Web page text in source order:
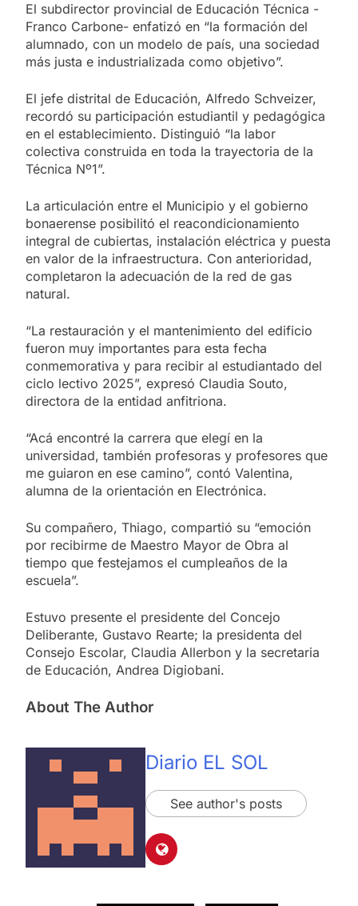
El subdirector provincial de Educación Técnica -
Franco Carbone- enfatizó en “la formación del
alumnado, con un modelo de país, una sociedad
más justa e industrializada como objetivo”.
El jefe distrital de Educación, Alfredo Schveizer,
recordó su participación estudiantil y pedagógica
en el establecimiento. Distinguió “la labor
colectiva construida en toda la trayectoria de la
Técnica Nº1”.
La articulación entre el Municipio y el gobierno
bonaerense posibilitó el reacondicionamiento
integral de cubiertas, instalación eléctrica y puesta
en valor de la infraestructura. Con anterioridad,
completaron la adecuación de la red de gas
natural.
“La restauración y el mantenimiento del edificio
fueron muy importantes para esta fecha
conmemorativa y para recibir al estudiantado del
ciclo lectivo 2025”, expresó Claudia Souto,
directora de la entidad anfitriona.
“Acá encontré la carrera que elegí en la
universidad, también profesoras y profesores que
me guiaron en ese camino”, contó Valentina,
alumna de la orientación en Electrónica.
Su compañero, Thiago, compartió su “emoción
por recibirme de Maestro Mayor de Obra al
tiempo que festejamos el cumpleaños de la
escuela”.
Estuvo presente el presidente del Concejo
Deliberante, Gustavo Rearte; la presidenta del
Consejo Escolar, Claudia Allerbon y la secretaria
de Educación, Andrea Digiobani.
About The Author
Diario EL SOL
See author's posts